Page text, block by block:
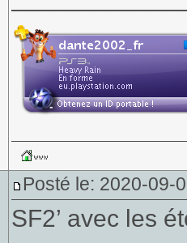
Posté le: 2020-09-
SF2’ avec les